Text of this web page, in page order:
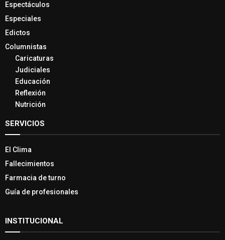
Espectáculos
Especiales
Edictos
Columnistas
Caricaturas
Judiciales
Educación
Reflexión
Nutrición
SERVICIOS
El Clima
Fallecimientos
Farmacia de turno
Guía de profesionales
INSTITUCIONAL